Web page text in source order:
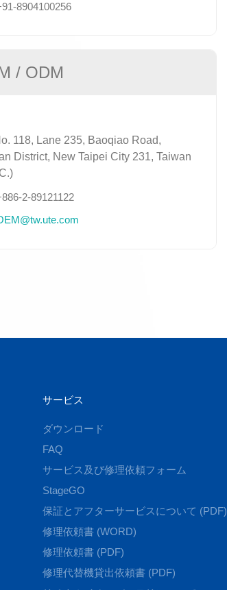
8904100256
/ ODM
118, Lane 235, Baoqiao Road,
District, New Taipei City 231, Taiwan
2-89121122
サービス
ダウンロード
FAQ
サービス及び修理依頼フォーム
StageGO
保証とアフターサービスについて (PDF)
修理依頼書 (WORD)
修理依頼書 (PDF)
修理代替機貸出依頼書 (PDF)